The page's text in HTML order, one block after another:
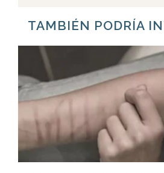
TAMBIÉN PODRÍA